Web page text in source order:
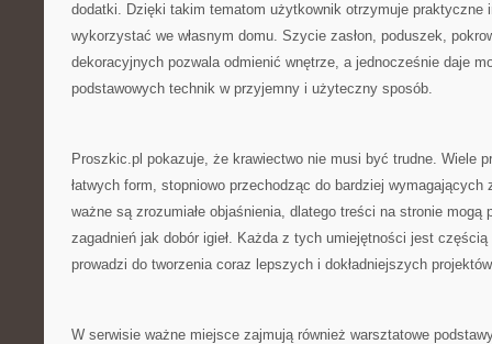
dodatki. Dzięki takim tematom użytkownik otrzymuje praktyczne
wykorzystać we własnym domu. Szycie zasłon, poduszek,
dekoracyjnych pozwala odmienić wnętrze, a jednocześnie daje
podstawowych technik w przyjemny i użyteczny sposób.
Proszkic.pl pokazuje, że krawiectwo nie musi być trudne. Wiele
łatwych form, stopniowo przechodząc do bardziej
ważne są zrozumiałe objaśnienia, dlatego treści na stronie mogą
zagadnień jak dobór igieł. Każda z tych umiejętności jest
prowadzi do tworzenia coraz lepszych i dokładniejszych
W serwisie ważne miejsce zajmują również warsztatowe